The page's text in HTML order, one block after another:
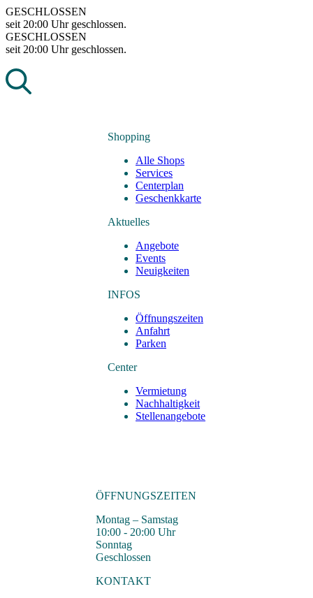
Skip
to
content
GESCHLOSSEN
seit 20:00 Uhr geschlossen.
GESCHLOSSEN
seit 20:00 Uhr geschlossen.
Shopping
Alle Shops
Services
Centerplan
Geschenkkarte
Aktuelles
Angebote
Events
Neuigkeiten
INFOS
Öffnungszeiten
Anfahrt
Parken
Center
Vermietung
Nachhaltigkeit
Stellenangebote
ÖFFNUNGSZEITEN
Montag – Samstag
10:00 - 20:00 Uhr
Sonntag
Geschlossen
KONTAKT